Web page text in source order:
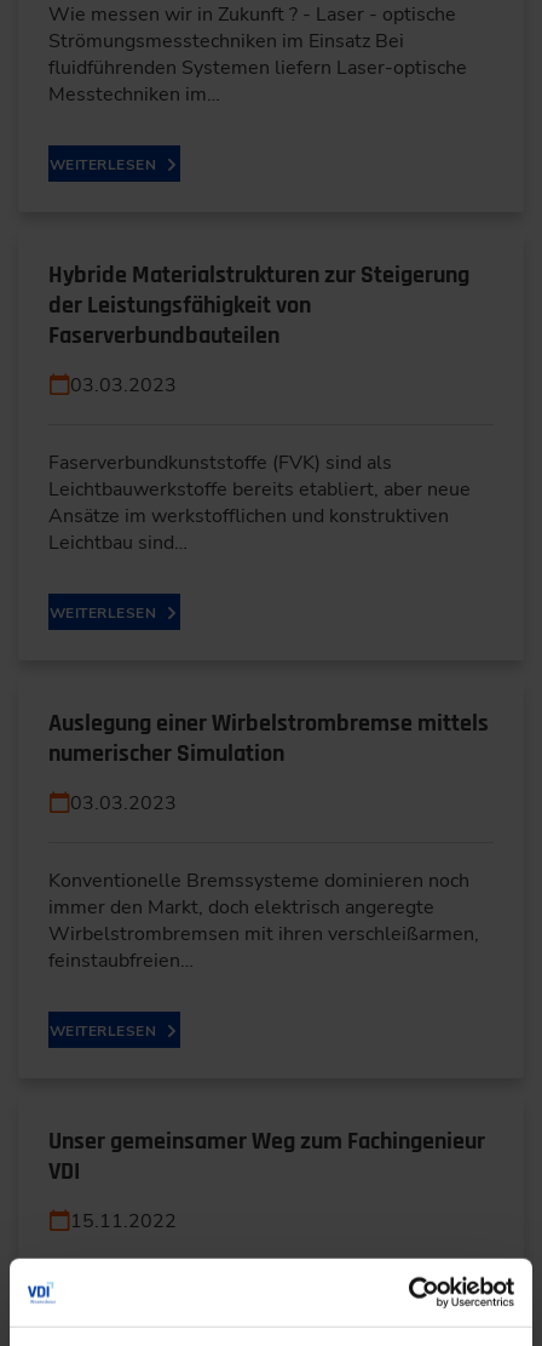
Wie messen wir in Zukunft ? - Laser - optische
Strömungsmesstechniken im Einsatz Bei
fluidführenden Systemen liefern Laser-optische
Messtechniken im…
WEITERLESEN
Hybride Materialstrukturen zur Steigerung
der Leistungsfähigkeit von
Faserverbundbauteilen
03.03.2023
Faserverbundkunststoffe (FVK) sind als
Leichtbauwerkstoffe bereits etabliert, aber neue
Ansätze im werkstofflichen und konstruktiven
Leichtbau sind…
WEITERLESEN
Auslegung einer Wirbelstrombremse mittels
numerischer Simulation
03.03.2023
Konventionelle Bremssysteme dominieren noch
immer den Markt, doch elektrisch angeregte
Wirbelstrombremsen mit ihren verschleißarmen,
feinstaubfreien…
WEITERLESEN
Unser gemeinsamer Weg zum Fachingenieur
VDI
15.11.2022
– meine Arbeit als Veranstaltungsorganisatorin
Alle auf ihrem Weg zum Abschlusszertifikat